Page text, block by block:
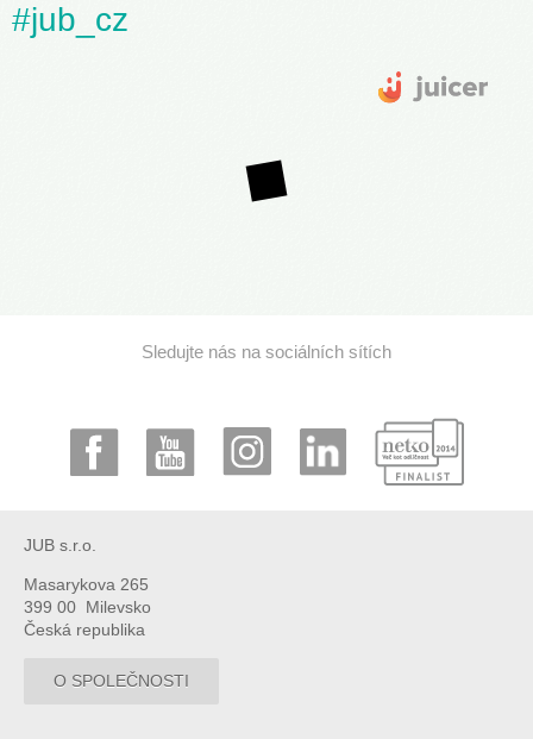
#jub_cz
Sledujte nás na sociálních sítích
JUB s.r.o.
Masarykova 265
399 00 Milevsko
Česká republika
O SPOLEČNOSTI